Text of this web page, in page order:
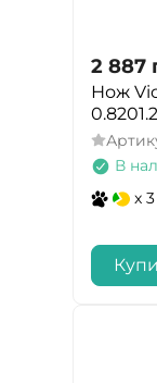
2 887
Нож
В
x